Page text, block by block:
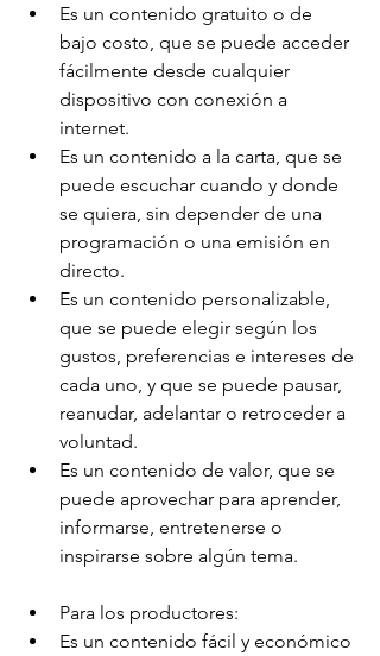
Es un contenido gratuito o de
bajo costo, que se puede acceder
fácilmente desde cualquier
dispositivo con conexión a
internet.
Es un contenido a la carta, que se
puede escuchar cuando y donde
se quiera, sin depender de una
programación o una emisión en
directo.
Es un contenido personalizable,
que se puede elegir según los
gustos, preferencias e intereses de
cada uno, y que se puede pausar,
reanudar, adelantar o retroceder a
voluntad.
Es un contenido de valor, que se
puede aprovechar para aprender,
informarse, entretenerse o
inspirarse sobre algún tema.
Para los productores:
Es un contenido fácil y económico